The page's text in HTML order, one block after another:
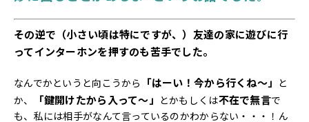
その逆で（小さい頃は特にですが、）友達の家に遊びに行
ってインターホンを押すのも苦手でした。
なんでかというと向こうから 「はーい！今から行くね～」 と
か、
「鍵開けたから入って～」 とかもしくは不在で無言で
も、私には相手がなんて言っているのかわからない・・・！ん